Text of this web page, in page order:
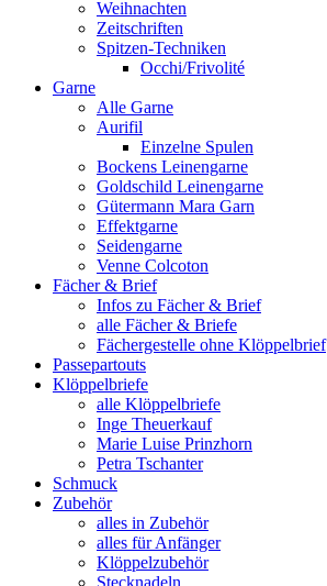
Weihnachten
Zeitschriften
Spitzen-Techniken
Occhi/Frivolité
Garne
Alle Garne
Aurifil
Einzelne Spulen
Bockens Leinengarne
Goldschild Leinengarne
Gütermann Mara Garn
Effektgarne
Seidengarne
Venne Colcoton
Fächer & Brief
Infos zu Fächer & Brief
alle Fächer & Briefe
Fächergestelle ohne Klöppelbrief
Passepartouts
Klöppelbriefe
alle Klöppelbriefe
Inge Theuerkauf
Marie Luise Prinzhorn
Petra Tschanter
Schmuck
Zubehör
alles in Zubehör
alles für Anfänger
Klöppelzubehör
Stecknadeln